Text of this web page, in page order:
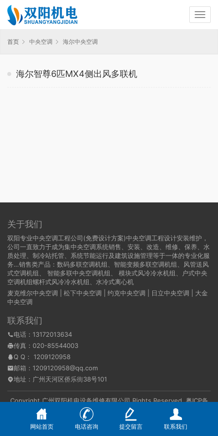
首页 中央空调 海尔中央空调
海尔智尊6匹MX4侧出风多联机
关于我们
双阳专业中央空调工程公司(免费设计方案)中央空调工程设计安装维护，
公司一直致力于成为集中央空调系统销售、安装、改造、维修、保养、水
质处理、制冷站托管、系统节能运行及建筑设施管理等于一体的专业化服
务…销售类产品：数码多联空调机组、智能变频多联空调机组、风管送风
式空调机组、 智能多联中央空调机组、 模块式风冷冷水机组、户式中央
空调机组螺杆式风冷冷水机组、水冷式离心机
麦克维尔中央空调
松下中央空调 约克中央空调 日立中央空调
大金
中央空调
联系我们
电话：13172013634
传真：020-85544003
Q Q： 1209120958
邮箱：1209120958@qq.com
地址：广州天河区侨乐街38号101
Copyright 广州双阳机电设备维修有限公司 Rights Reserved.粤ICP备
16095869号
本站资源均来自互联网，仅供学习与参考，请勿用于商业和其他非法用
途。如果侵犯了您的权益请与我们联系，我们将在24小时内删除。
网站首页 电话咨询 提交留言 联系我们